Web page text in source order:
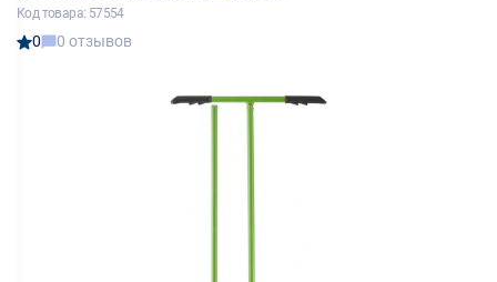
Код товара: 57554
0 0 отзывов